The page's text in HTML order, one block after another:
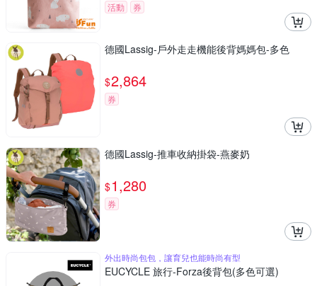
活動 券
德國Lassig-戶外走走機能後背媽媽包-多色
$2,864
券
德國Lassig-推車收納掛袋-燕麥奶
$1,280
券
外出時尚包包，讓育兒也能時尚有型
EUCYCLE 旅行-Forza後背包(多色可選)